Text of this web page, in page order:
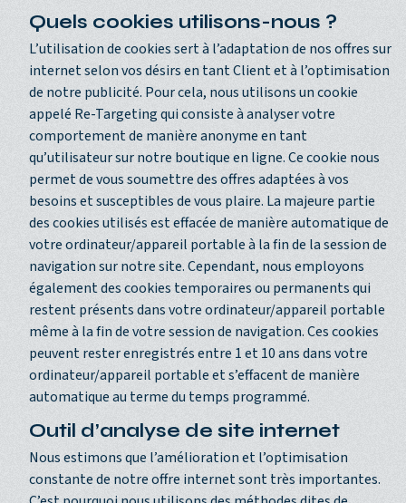
Quels cookies utilisons-nous ?
L’utilisation de cookies sert à l’adaptation de nos offres sur
internet selon vos désirs en tant Client et à l’optimisation
de notre publicité. Pour cela, nous utilisons un cookie
appelé Re-Targeting qui consiste à analyser votre
comportement de manière anonyme en tant
qu’utilisateur sur notre boutique en ligne. Ce cookie nous
permet de vous soumettre des offres adaptées à vos
besoins et susceptibles de vous plaire. La majeure partie
des cookies utilisés est effacée de manière automatique de
votre ordinateur/appareil portable à la fin de la session de
navigation sur notre site. Cependant, nous employons
également des cookies temporaires ou permanents qui
restent présents dans votre ordinateur/appareil portable
même à la fin de votre session de navigation. Ces cookies
peuvent rester enregistrés entre 1 et 10 ans dans votre
ordinateur/appareil portable et s’effacent de manière
automatique au terme du temps programmé.
Outil d’analyse de site internet
Nous estimons que l’amélioration et l’optimisation
constante de notre offre internet sont très importantes.